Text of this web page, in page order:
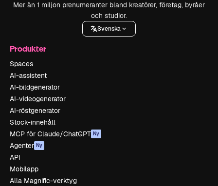
Mer än 1 miljon prenumeranter bland kreatörer, företag, byråer
och studior.
Svenska
Produkter
Spaces
AI-assistent
AI-bildgenerator
AI-videogenerator
AI-röstgenerator
Stock-innehåll
MCP för Claude/ChatGPT Ny
Agenter Ny
API
Mobilapp
Alla Magnific-verktyg